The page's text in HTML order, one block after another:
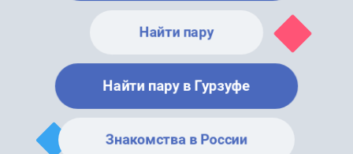
Найти пару
Найти пару в Гурзуфе
Знакомства в России